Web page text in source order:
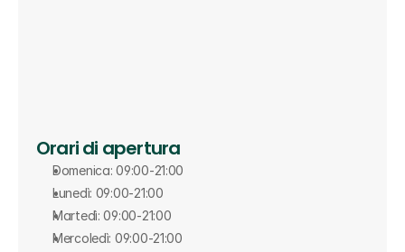
Orari di apertura
Domenica: 09:00-21:00
Lunedì: 09:00-21:00
Martedì: 09:00-21:00
Mercoledì: 09:00-21:00